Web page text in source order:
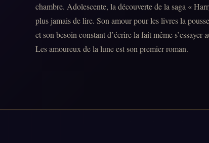
chambre. Adolescente, la découverte de la saga «
plus jamais de lire. Son amour pour les livres la
et son besoin constant d’écrire la fait même s’essayer
Les amoureux de la lune est son premier roman.